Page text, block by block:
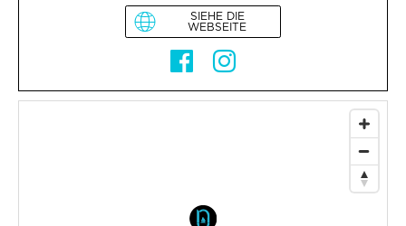
SIEHE DIE
WEBSEITE